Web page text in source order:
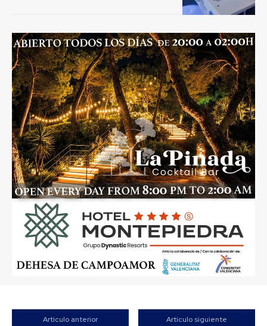
Artículo anterior Artículo siguiente